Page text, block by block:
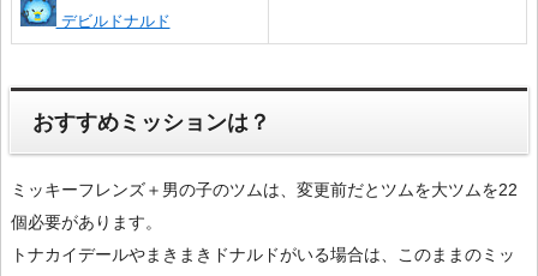
デビルドナルド
おすすめミッションは？
ミッキーフレンズ＋男の子のツムは、変更前だとツムを大ツムを22
個必要があります。
トナカイデールやまきまきドナルドがいる場合は、このままのミッ